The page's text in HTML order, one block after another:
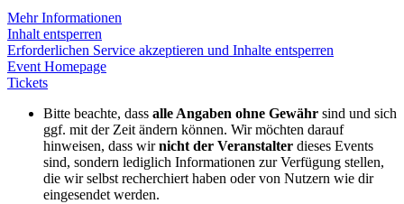
Mehr Informationen
Inhalt entsperren
Erforderlichen Service akzeptieren und Inhalte entsperren
Event Homepage
Tickets
Bitte beachte, dass alle Angaben ohne Gewähr sind und sich
ggf. mit der Zeit ändern können. Wir möchten darauf
hinweisen, dass wirnicht der Veranstalter dieses Events
sind, sondern lediglich Informationen zur Verfügung stellen,
die wir selbst recherchiert haben oder von Nutzern wie dir
eingesendet werden.